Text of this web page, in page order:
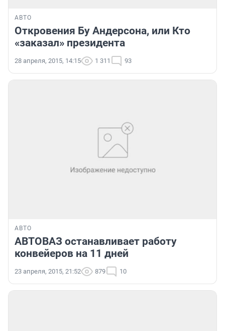
АВТО
Откровения Бу Андерсона, или Кто
«заказал» президента
28 апреля, 2015, 14:15 1 311 93
АВТО
АВТОВАЗ останавливает работу
конвейеров на 11 дней
23 апреля, 2015, 21:52 879 10